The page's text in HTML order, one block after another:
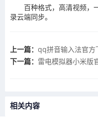
百种格式，高清视频，
录云端同步。
上一篇： qq拼音输入法官方
下一篇： 雷电模拟器小米版
相关内容